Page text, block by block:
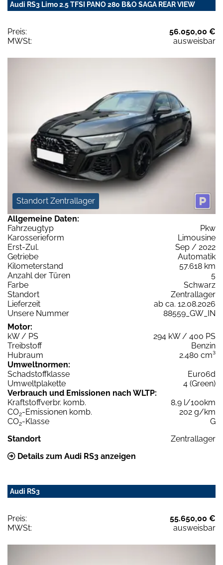
Audi RS3 Limo 2.5 TFSI PANO 280 B&O SAGA REAR VIEW
Preis:
56.050,00 €
MWSt:
ausweisbar
Standort Zentrallager
Allgemeine Daten:
Fahrzeugtyp
Pkw
Karosserieform
Limousine
Erst-Zul.
Sep / 2022
Getriebe
Automatik
Kilometerstand
57.618 km
Anzahl der Türen
5
Farbe
Schwarz
Standort
Zentrallager
Lieferzeit
ab ca. 12.08.2026
Unsere Nummer
88559_GW_IN
Motor:
kW / PS
294 kW / 400 PS
Treibstoff
Benzin
Hubraum
2.480 cm³
Umweltnormen:
Schadstoffklasse
Euro6d
Umweltplakette
4 (Green)
Verbrauch und Emissionen nach WLTP:
Kraftstoffverbr. komb.
8,9 l/100km
CO2-Emissionen komb.
202 g/km
CO2-Klasse
G
Standort
Zentrallager
Details zum Audi RS3 anzeigen
Audi RS3
Preis:
55.650,00 €
MWSt:
ausweisbar